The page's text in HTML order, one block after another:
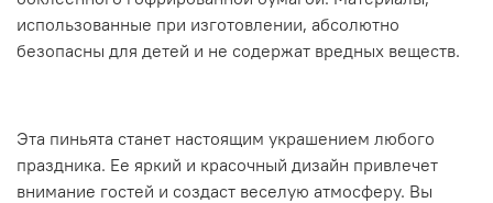
использованные при изготовлении, абсолютно
безопасны для детей и не содержат вредных веществ.
Эта пиньята станет настоящим украшением любого
праздника. Ее яркий и красочный дизайн привлечет
внимание гостей и создаст веселую атмосферу. Вы